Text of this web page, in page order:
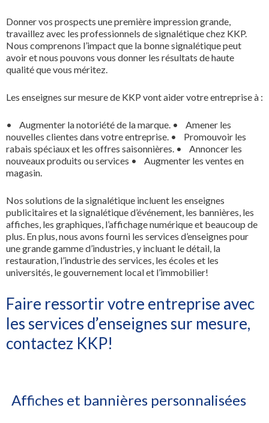
Donner vos prospects une première impression grande,
travaillez avec les professionnels de signalétique chez KKP.
Nous comprenons l’impact que la bonne signalétique peut
avoir et nous pouvons vous donner les résultats de haute
qualité que vous méritez.
Les enseignes sur mesure de KKP vont aider votre entreprise à :
• Augmenter la notoriété de la marque. • Amener les
nouvelles clientes dans votre entreprise. • Promouvoir les
rabais spéciaux et les offres saisonnières. • Annoncer les
nouveaux produits ou services • Augmenter les ventes en
magasin.
Nos solutions de la signalétique incluent les enseignes
publicitaires et la signalétique d’événement, les bannières, les
affiches, les graphiques, l’affichage numérique et beaucoup de
plus. En plus, nous avons fourni les services d’enseignes pour
une grande gamme d’industries, y incluant le détail, la
restauration, l’industrie des services, les écoles et les
universités, le gouvernement local et l’immobilier!
Faire ressortir votre entreprise avec
les services d’enseignes sur mesure,
contactez KKP!
Affiches et bannières personnalisées